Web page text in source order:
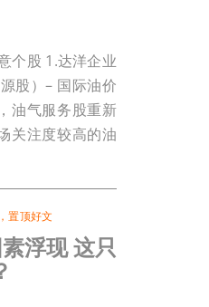
个股 1.达洋企业
股）– 国际油价
油气服务股重新
关注度较高的油
，置顶好文
浮现 这只